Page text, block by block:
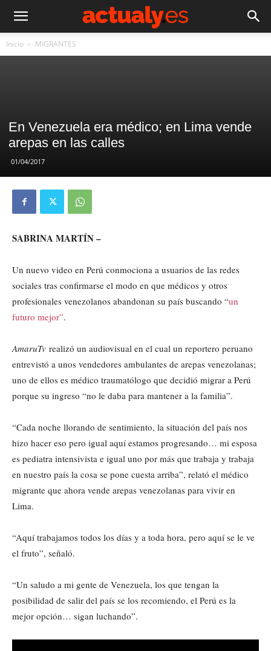
Inicio MIGRANTES
En Venezuela era médico; en Lima vende
arepas en las calles
01/04/2017
SABRINA MARTÍN –
Un nuevo video en Perú conmociona a usuarios de las redes
sociales tras confirmarse el modo en que médicos y otros
profesionales venezolanos abandonan su país buscando “un
futuro mejor”.
AmaruTv realizó un audiovisual en el cual un reportero peruano
entrevistó a unos vendedores ambulantes de arepas venezolanas;
uno de ellos es médico traumatólogo que decidió migrar a Perú
porque su ingreso “no le daba para mantener a la familia”.
“Cada noche llorando de sentimiento, la situación del país nos
hizo hacer eso pero igual aquí estamos progresando… mi esposa
es pediatra intensivista e igual uno por más que trabaja y trabaja
en nuestro país la cosa se pone cuesta arriba”, relató el médico
migrante que ahora vende arepas venezolanas para vivir en
Lima.
“Aquí trabajamos todos los días y a toda hora, pero aquí se le ve
el fruto”, señaló.
“Un saludo a mi gente de Venezuela, los que tengan la
posibilidad de salir del país se los recomiendo, el Perú es la
mejor opción… sigan luchando”.